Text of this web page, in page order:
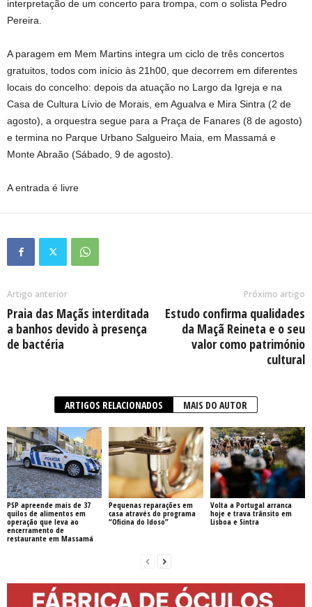
interpretação de um concerto para trompa, com o solista Pedro
Pereira.
A paragem em Mem Martins integra um ciclo de três concertos
gratuitos, todos com início às 21h00, que decorrem em diferentes
locais do concelho: depois da atuação no Largo da Igreja e na
Casa de Cultura Lívio de Morais, em Agualva e Mira Sintra (2 de
agosto), a orquestra segue para a Praça de Fanares (8 de agosto)
e termina no Parque Urbano Salgueiro Maia, em Massamá e
Monte Abraão (Sábado, 9 de agosto).
A entrada é livre
Artigo anterior
Praia das Maçãs interditada
a banhos devido à presença
de bactéria
Próximo artigo
Estudo confirma qualidades
da Maçã Reineta e o seu
valor como património
cultural
ARTIGOS RELACIONADOS MAIS DO AUTOR
PSP apreende mais de 37
quilos de alimentos em
operação que leva ao
encerramento de
restaurante em Massamá
Pequenas reparações em
casa através do programa
“Oficina do Idoso”
Volta a Portugal arranca
hoje e trava trânsito em
Lisboa e Sintra